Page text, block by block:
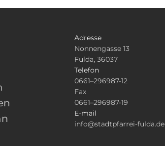
Adresse
Nonnengasse 13
Fulda, 36037
Telefon
0661–296987-12
Fax
0661–296987-19
E-mail
info@stadtpfarrei-fulda.de